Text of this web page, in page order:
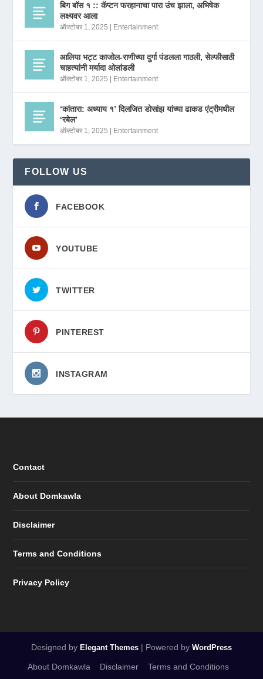
बिग बॉस १ :: कॅप्टन फरहानाचा पारा उंच झाला, अभिषेक
लक्ष्यवर आला
ऑक्टोबर 1, 2025 Entertainment
आलिया भट्ट काजोल-राणीच्या दुर्गा पंडलला गाठली, सेल्फीसाठी
चाहत्यांनी मर्यादा ओलांडली
ऑक्टोबर 1, 2025 Entertainment
‘कांतारा: अध्याय १’ दिलजित डोसांझ यांच्या ढाकड एंट्रीमधील
‘रबेल’
ऑक्टोबर 1, 2025 Entertainment
FOLLOW US
FACEBOOK
YOUTUBE
TWITTER
PINTEREST
INSTAGRAM
Contact
About Domkawla
Disclaimer
Terms and Conditions
Privacy Policy
Designed by Elegant Themes | Powered by WordPress
About Domkawla Disclaimer Terms and Conditions